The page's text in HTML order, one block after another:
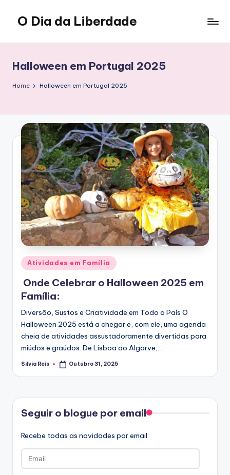
content
O Dia da Liberdade
Lifestyle
Halloween em Portugal 2025
Home Halloween em Portugal 2025
Posted
in
Atividades em Família
Onde Celebrar o Halloween 2025 em
Família:
Diversão, Sustos e Criatividade em Todo o País O
Halloween 2025 está a chegar e, com ele, uma agenda
cheia de atividades assustadoramente divertidas para
miúdos e graúdos. De Lisboa ao Algarve,…
Posted
Silvia Reis Outubro 31, 2025
Seguir o blogue por email
Recebe todas as novidades por email:
Email